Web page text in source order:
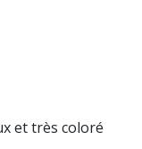
et très coloré